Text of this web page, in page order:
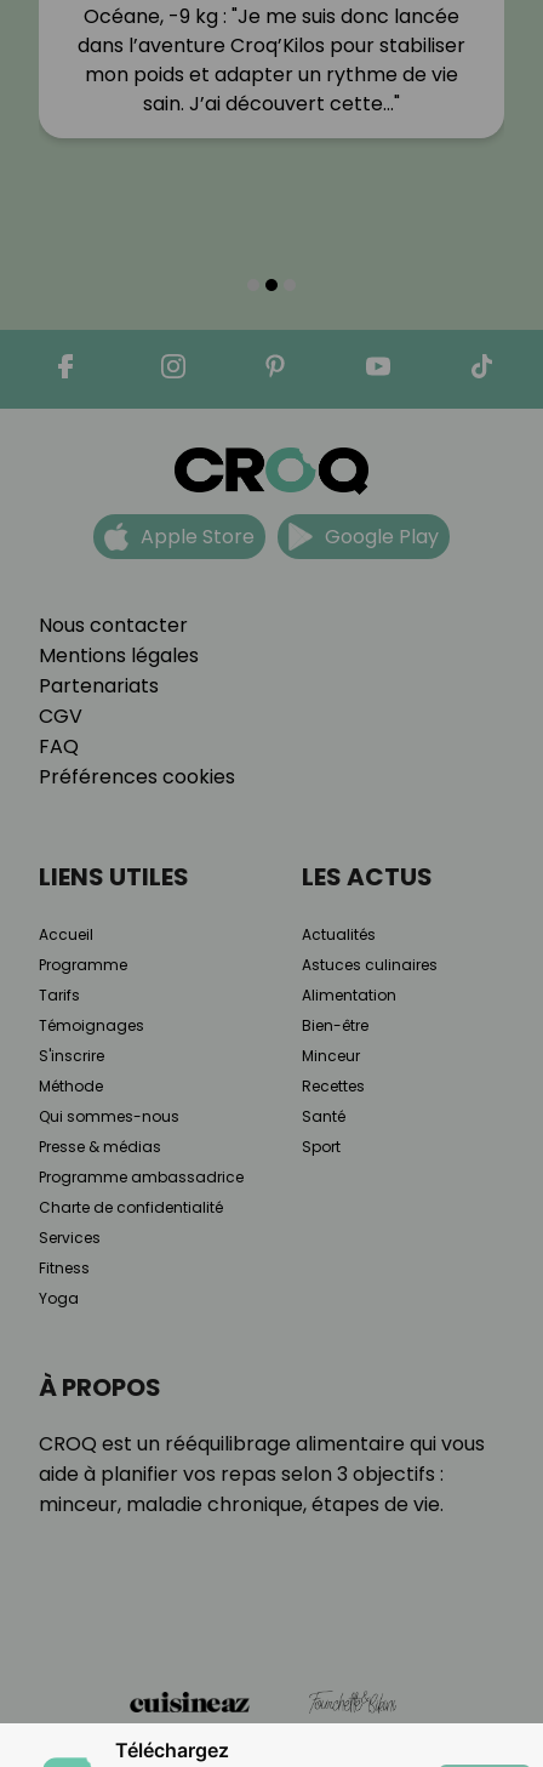
Océane, -9 kg : "Je me suis donc lancée
dans l’aventure Croq’Kilos pour stabiliser
mon poids et adapter un rythme de vie
sain. J’ai découvert cette…"
Nous contacter
Mentions légales
Partenariats
CGV
FAQ
Préférences cookies
Apple Store Google Play
À PROPOS
CROQ est un rééquilibrage alimentaire qui vous
aide à planifier vos repas selon 3 objectifs :
minceur, maladie chronique, étapes de vie.
LIENS UTILES
Accueil
Programme
Tarifs
Témoignages
S'inscrire
Méthode
Qui sommes-nous
Presse & médias
Programme ambassadrice
Charte de confidentialité
Services
Fitness
Yoga
LES ACTUS
Actualités
Astuces culinaires
Alimentation
Bien-être
Minceur
Recettes
Santé
Sport
Téléchargez